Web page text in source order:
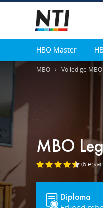
HBO Master
MBO Volledige
MBO
(6
Diploma